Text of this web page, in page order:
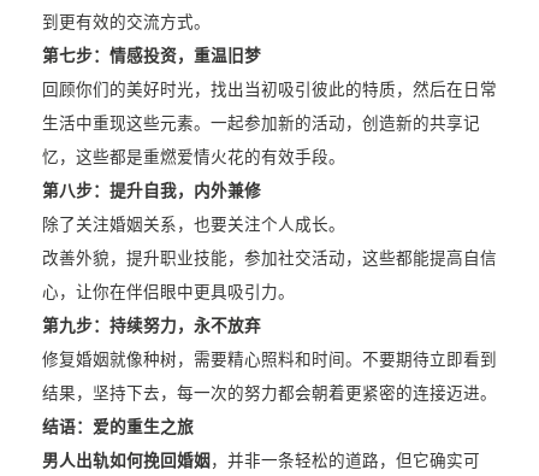
到更有效的交流方式。
第七步： 情感投资，重温旧梦
回顾你们的美好时光，找出当初吸引彼此的特质，然后在日常
生活中重现这些元素。一起参加新的活动，创造新的共享记
忆，这些都是重燃爱情火花的有效手段。
第八步： 提升自我，内外兼修
除了关注婚姻关系，也要关注个人成长。
改善外貌，提升职业技能，参加社交活动，这些都能提高自信
心，让你在伴侣眼中更具吸引力。
第九步： 持续努力，永不放弃
修复婚姻就像种树，需要精心照料和时间。不要期待立即看到
结果，坚持下去，每一次的努力都会朝着更紧密的连接迈进。
结语：爱的重生之旅
男人出轨如何挽回婚姻 ，并非一条轻松的道路，但它确实可